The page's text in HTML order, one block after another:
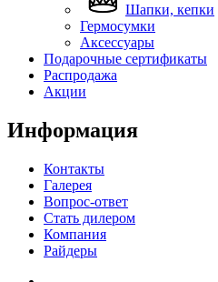
Шапки, кепки
Гермосумки
Аксессуары
Подарочные сертификаты
Распродажа
Акции
Информация
Контакты
Галерея
Вопрос-ответ
Стать дилером
Компания
Райдеры